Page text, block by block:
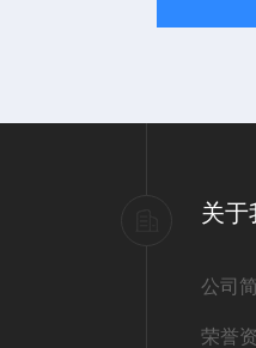
关于
公司
荣誉